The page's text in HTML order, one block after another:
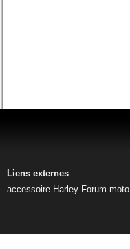
Liens externes
accessoire Harley Forum moto